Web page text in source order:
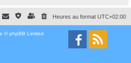
c
Heures au format UTC+02:00
© phpBB Limited